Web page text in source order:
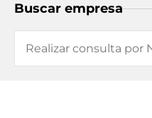
Buscar empresa